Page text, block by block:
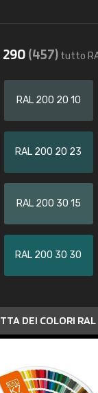
(457) tutto
RAL 200 20 10
RAL 200 20 23
RAL 200 30 15
RAL 200 30 30
DEI COLORI RAL